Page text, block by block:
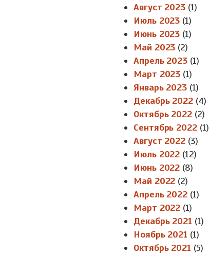
Август 2023 (1)
Июль 2023 (1)
Июнь 2023 (1)
Май 2023 (2)
Апрель 2023 (1)
Март 2023 (1)
Январь 2023 (1)
Декабрь 2022 (4)
Октябрь 2022 (2)
Сентябрь 2022(1)
Август 2022 (3)
Июль 2022 (12)
Июнь 2022 (8)
Май 2022 (2)
Апрель 2022 (1)
Март 2022 (1)
Декабрь 2021 (1)
Ноябрь 2021 (1)
Октябрь 2021 (5)